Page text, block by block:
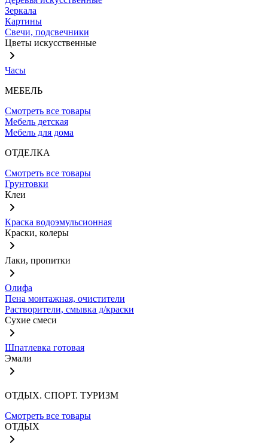
Зеркала
Картины
Свечи, подсвечники
Цветы искусственные
Часы
МЕБЕЛЬ
Смотреть все товары
Мебель детская
Мебель для дома
ОТДЕЛКА
Смотреть все товары
Грунтовки
Клеи
Краска водоэмульсионная
Краски, колеры
Лаки, пропитки
Олифа
Пена монтажная, очистители
Растворители, смывка д/краски
Сухие смеси
Шпатлевка готовая
Эмали
ОТДЫХ. СПОРТ. ТУРИЗМ
Смотреть все товары
ОТДЫХ